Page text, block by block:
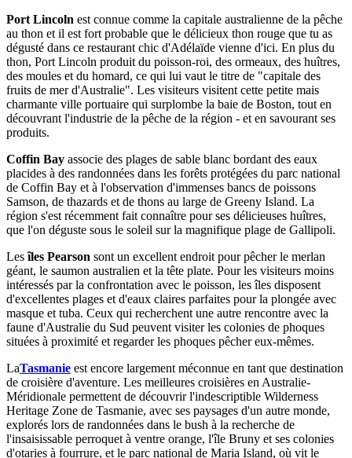
Port Lincoln est connue comme la capitale australienne de la pêche
au thon et il est fort probable que le délicieux thon rouge que tu as
dégusté dans ce restaurant chic d'Adélaïde vienne d'ici. En plus du
thon, Port Lincoln produit du poisson-roi, des ormeaux, des huîtres,
des moules et du homard, ce qui lui vaut le titre de "capitale des
fruits de mer d'Australie". Les visiteurs visitent cette petite mais
charmante ville portuaire qui surplombe la baie de Boston, tout en
découvrant l'industrie de la pêche de la région - et en savourant ses
produits.
Coffin Bay associe des plages de sable blanc bordant des eaux
placides à des randonnées dans les forêts protégées du parc national
de Coffin Bay et à l'observation d'immenses bancs de poissons
Samson, de thazards et de thons au large de Greeny Island. La
région s'est récemment fait connaître pour ses délicieuses huîtres,
que l'on déguste sous le soleil sur la magnifique plage de Gallipoli.
Lesîles Pearson sont un excellent endroit pour pêcher le merlan
géant, le saumon australien et la tête plate. Pour les visiteurs moins
intéressés par la confrontation avec le poisson, les îles disposent
d'excellentes plages et d'eaux claires parfaites pour la plongée avec
masque et tuba. Ceux qui recherchent une autre rencontre avec la
faune d'Australie du Sud peuvent visiter les colonies de phoques
situées à proximité et regarder les phoques pêcher eux-mêmes.
LaTasmanie est encore largement méconnue en tant que destination
de croisière d'aventure. Les meilleures croisières en Australie-
Méridionale permettent de découvrir l'indescriptible Wilderness
Heritage Zone de Tasmanie, avec ses paysages d'un autre monde,
explorés lors de randonnées dans le bush à la recherche de
l'insaisissable perroquet à ventre orange, l'île Bruny et ses colonies
d'otaries à fourrure, et le parc national de Maria Island, où vit le